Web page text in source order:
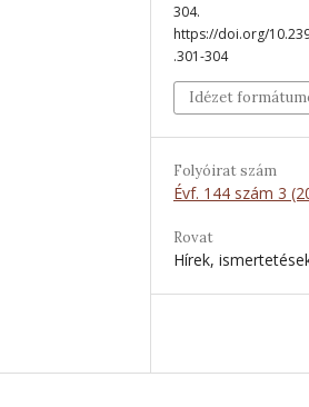
304.
https://doi.org/
.301-304
Idézet
Folyóirat szám
Évf. 144 szám 3
Rovat
Hírek,